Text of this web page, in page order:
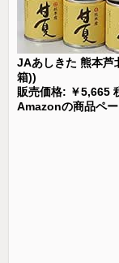
JAあしきた 熊本芦
箱))
販売価格: ￥5,665
Amazonの商品ペ